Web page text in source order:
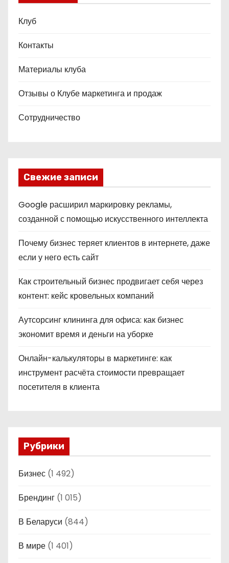
Клуб
Контакты
Материалы клуба
Отзывы о Клубе маркетинга и продаж
Сотрудничество
Свежие записи
Google расширил маркировку рекламы,
созданной с помощью искусственного интеллекта
Почему бизнес теряет клиентов в интернете, даже
если у него есть сайт
Как строительный бизнес продвигает себя через
контент: кейс кровельных компаний
Аутсорсинг клининга для офиса: как бизнес
экономит время и деньги на уборке
Онлайн-калькуляторы в маркетинге: как
инструмент расчёта стоимости превращает
посетителя в клиента
Рубрики
Бизнес (1 492)
Брендинг (1 015)
В Беларуси (844)
В мире (1 401)